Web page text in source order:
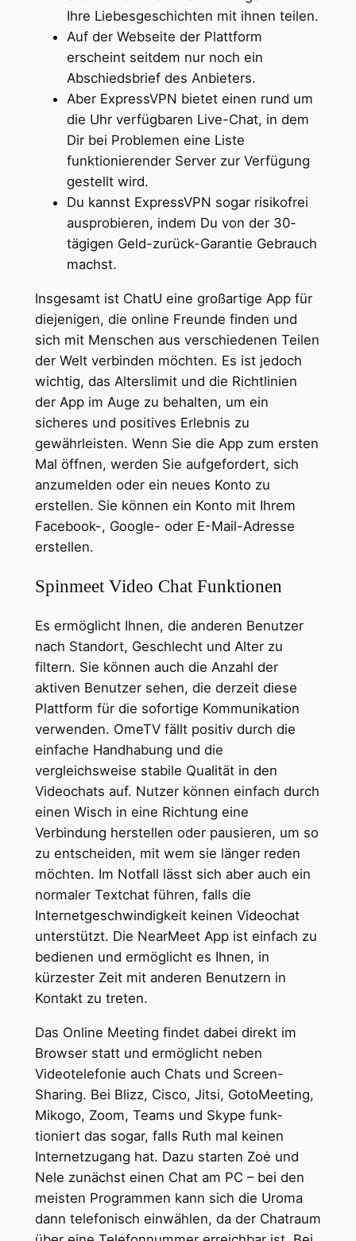
Ihre Liebesgeschichten mit ihnen teilen.
Auf der Webseite der Plattform
erscheint seitdem nur noch ein
Abschiedsbrief des Anbieters.
Aber ExpressVPN bietet einen rund um
die Uhr verfügbaren Live-Chat, in dem
Dir bei Problemen eine Liste
funktionierender Server zur Verfügung
gestellt wird.
Du kannst ExpressVPN sogar risikofrei
ausprobieren, indem Du von der 30-
tägigen Geld-zurück-Garantie Gebrauch
machst.
Insgesamt ist ChatU eine großartige App für
diejenigen, die online Freunde finden und
sich mit Menschen aus verschiedenen Teilen
der Welt verbinden möchten. Es ist jedoch
wichtig, das Alterslimit und die Richtlinien
der App im Auge zu behalten, um ein
sicheres und positives Erlebnis zu
gewährleisten. Wenn Sie die App zum ersten
Mal öffnen, werden Sie aufgefordert, sich
anzumelden oder ein neues Konto zu
erstellen. Sie können ein Konto mit Ihrem
Facebook-, Google- oder E-Mail-Adresse
erstellen.
Spinmeet Video Chat Funktionen
Es ermöglicht Ihnen, die anderen Benutzer
nach Standort, Geschlecht und Alter zu
filtern. Sie können auch die Anzahl der
aktiven Benutzer sehen, die derzeit diese
Plattform für die sofortige Kommunikation
verwenden. OmeTV fällt positiv durch die
einfache Handhabung und die
vergleichsweise stabile Qualität in den
Videochats auf. Nutzer können einfach durch
einen Wisch in eine Richtung eine
Verbindung herstellen oder pausieren, um so
zu entscheiden, mit wem sie länger reden
möchten. Im Notfall lässt sich aber auch ein
normaler Textchat führen, falls die
Internetgeschwindigkeit keinen Videochat
unterstützt. Die NearMeet App ist einfach zu
bedienen und ermöglicht es Ihnen, in
kürzester Zeit mit anderen Benutzern in
Kontakt zu treten.
Das Online Meeting findet dabei direkt im
Browser statt und ermöglicht neben
Videotelefonie auch Chats und Screen-
Sharing. Bei Blizz, Cisco, Jitsi, GotoMee­ting,
Mikogo, Zoom, Teams und Skype funk­
tioniert das sogar, falls Ruth mal keinen
Internet­zugang hat. Dazu starten Zoė und
Nele zunächst einen Chat am PC – bei den
meisten Programmen kann sich die Uroma
dann telefo­nisch einwählen, da der Chatraum